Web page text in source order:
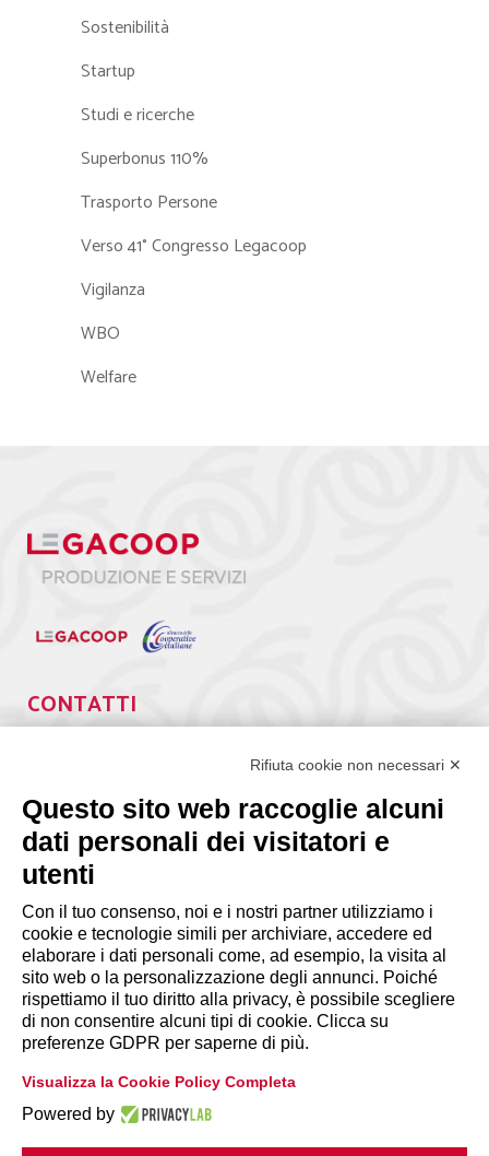
Sostenibilità
Startup
Studi e ricerche
Superbonus 110%
Trasporto Persone
Verso 41° Congresso Legacoop
Vigilanza
WBO
Welfare
CONTATTI
segreteria@lps.coop
INFORMAZIONI
Disclaimer
Privacy Policy
Cookie Policy|Modifica preferenze
Rifiuta cookie non necessari ✕
Questo sito web raccoglie alcuni
dati personali dei visitatori e
utenti
Con il tuo consenso, noi e i nostri partner utilizziamo i
cookie e tecnologie simili per archiviare, accedere ed
elaborare i dati personali come, ad esempio, la visita al
sito web o la personalizzazione degli annunci. Poiché
rispettiamo il tuo diritto alla privacy, è possibile scegliere
di non consentire alcuni tipi di cookie. Clicca su
preferenze GDPR per saperne di più.
Visualizza la Cookie Policy Completa
Powered by